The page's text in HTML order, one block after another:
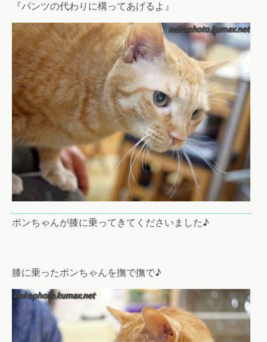
『パンツの代わりに構ってあげるよ』
ポンちゃんが膝に乗ってきてくださいました♪
膝に乗ったポンちゃんを撫で撫で♪